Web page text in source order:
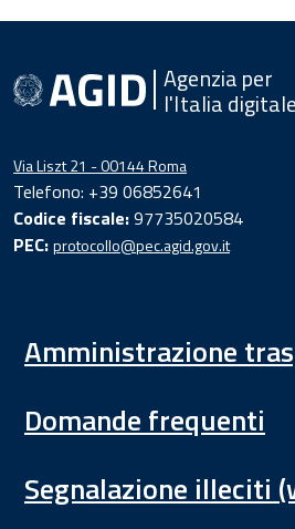
Agenzia per
l'Italia digitale
Via Liszt 21 - 00144 Roma
Telefono: +39 06852641
Codice fiscale:97735020584
PEC:protocollo@pec.agid.gov.it
Amministrazione
Domande frequenti
Segnalazione illeciti